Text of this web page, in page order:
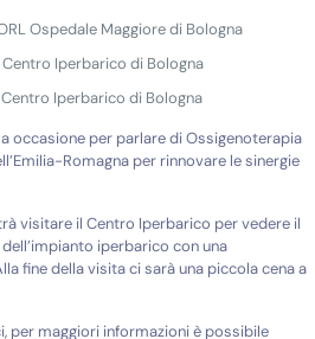
Ospedale Maggiore di Bologna
Centro Iperbarico di Bologna
Iperbarico di Bologna
occasione per parlare di Ossigenoterapia
Romagna per rinnovare le sinergie
visitare il Centro Iperbarico per vedere il
iperbarico con una
fine della visita ci sarà una piccola cena a
per maggiori informazioni è possibile